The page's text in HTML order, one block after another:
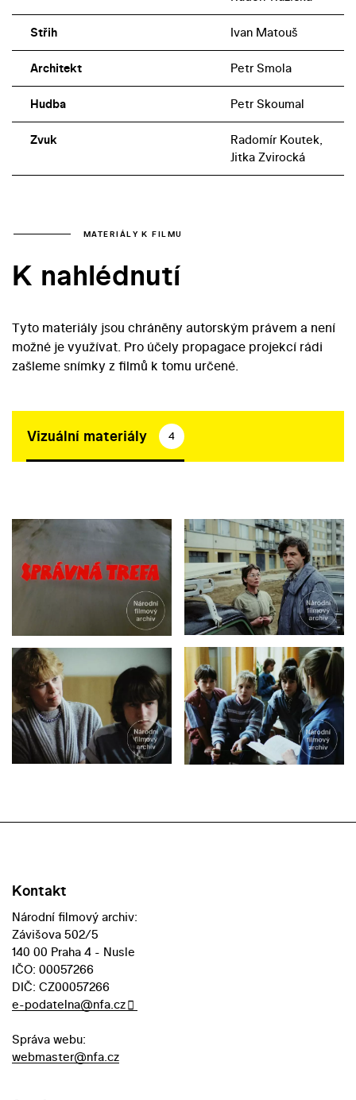
Střih Ivan Matouš
Architekt Petr Smola
Hudba Petr Skoumal
Zvuk
Radomír Koutek,
Jitka Zvirocká
MATERIÁLY K FILMU
K nahlédnutí
Tyto materiály jsou chráněny autorským právem a není
možné je využívat. Pro účely propagace projekcí rádi
zašleme snímky z filmů k tomu určené.
Vizuální materiály 4
Kontakt
Národní filmový archiv:
Závišova 502/5
140 00 Praha 4 - Nusle
IČO: 00057266
DIČ: CZ00057266
e-podatelna@nfa.cz
Správa webu:
webmaster@nfa.cz